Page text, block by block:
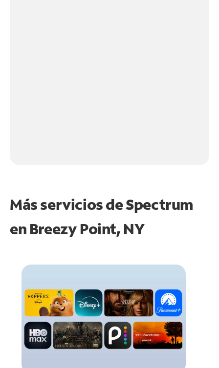
Más servicios de Spectrum
en Breezy Point, NY